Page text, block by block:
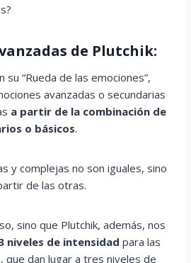
de Plutchik:
su “Rueda de las emociones”,
avanzadas o secundarias
a partir de la combinación de
o básicos.
y complejas no son iguales, sino
de las otras.
sino que Plutchik, además, nos
niveles de intensidad para las
que dan lugar a tres niveles de